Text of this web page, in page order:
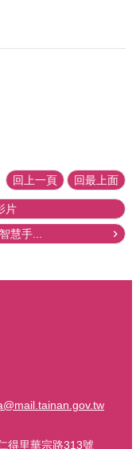
回上一頁 回最上面
片
慧手...
得里華宗路313號